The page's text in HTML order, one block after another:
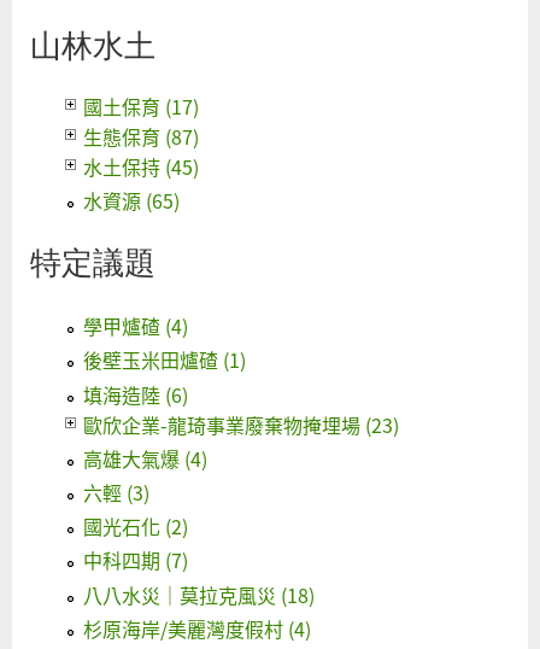
山林水土
國土保育 (17)
生態保育 (87)
水土保持 (45)
水資源 (65)
特定議題
學甲爐碴 (4)
後壁玉米田爐碴 (1)
填海造陸 (6)
歐欣企業-龍琦事業廢棄物掩埋場 (23)
高雄大氣爆 (4)
六輕 (3)
國光石化 (2)
中科四期 (7)
八八水災｜莫拉克風災 (18)
杉原海岸/美麗灣度假村 (4)